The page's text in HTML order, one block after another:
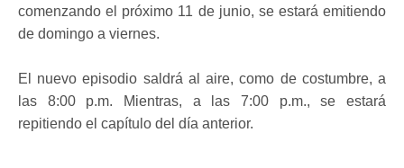
comenzando el próximo 11 de junio, se estará emitiendo
de domingo a viernes.
El nuevo episodio saldrá al aire, como de costumbre, a
las 8:00 p.m. Mientras, a las 7:00 p.m., se estará
repitiendo el capítulo del día anterior.